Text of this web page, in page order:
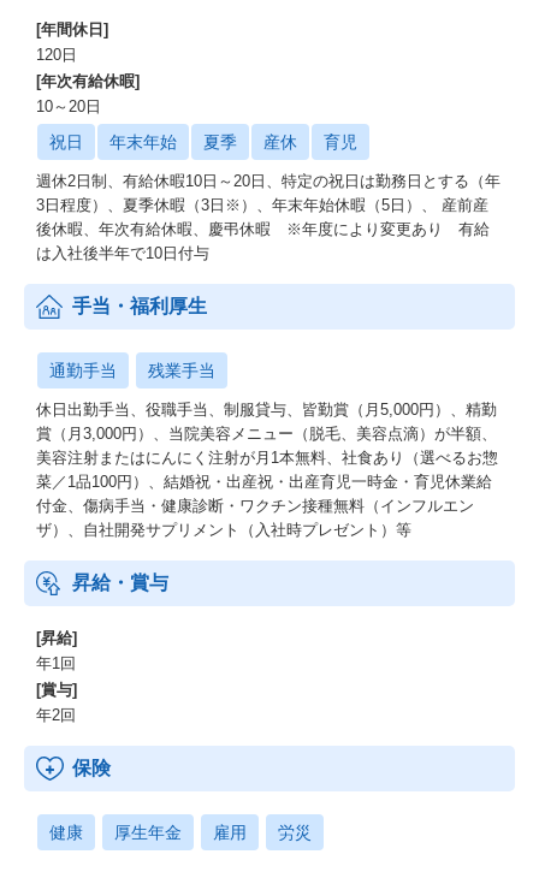
[年間休日]
120日
[年次有給休暇]
10～20日
祝日 年末年始 夏季 産休 育児
週休2日制、有給休暇10日～20日、特定の祝日は勤務日とする（年
3日程度）、夏季休暇（3日※）、年末年始休暇（5日）、 産前産
後休暇、年次有給休暇、慶弔休暇 ※年度により変更あり 有給
は入社後半年で10日付与
手当・福利厚生
通勤手当 残業手当
休日出勤手当、役職手当、制服貸与、皆勤賞（月5,000円）、精勤
賞（月3,000円）、当院美容メニュー（脱毛、美容点滴）が半額、
美容注射またはにんにく注射が月1本無料、社食あり（選べるお惣
菜／1品100円）、結婚祝・出産祝・出産育児一時金・育児休業給
付金、傷病手当・健康診断・ワクチン接種無料（インフルエン
ザ）、自社開発サプリメント（入社時プレゼント）等
昇給・賞与
[昇給]
年1回
[賞与]
年2回
保険
健康 厚生年金 雇用 労災